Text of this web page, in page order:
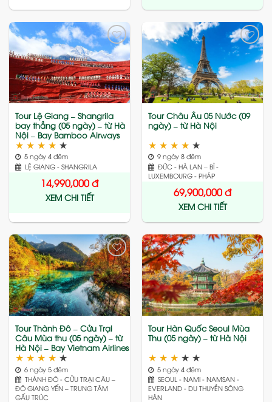
Add
to
wishlist
Tour Lệ Giang – Shangrila
bay thẳng (05 ngày) – từ Hà
Nội – Bay Bamboo Airways
★ ★ ★ ★ ★
5 ngày 4 đêm
LỆ GIANG - SHANGRILA
14,990,000đ
XEM CHI TIẾT
Add
to
wishlist
Tour Châu Âu 05 Nước (09
ngày) – từ Hà Nội
★ ★ ★ ★ ★
9 ngày 8 đêm
ĐỨC - HÀ LAN – BỈ -
LUXEMBOURG - PHÁP
69,900,000đ
XEM CHI TIẾT
Add
to
wishlist
Tour Thành Đô – Cửu Trại
Câu Mùa thu (05 ngày) – từ
Hà Nội – Bay Vietnam Airlines
★ ★ ★ ★ ★
6 ngày 5 đêm
THÀNH ĐÔ - CỬU TRẠI CÂU –
ĐÔ GIANG YẾN – TRUNG TÂM
GẤU TRÚC
Add
to
wishlist
Tour Hàn Quốc Seoul Mùa
Thu (05 ngày) – từ Hà Nội
★ ★ ★ ★ ★
5 ngày 4 đêm
SEOUL - NAMI - NAMSAN -
EVERLAND - DU THUYỀN SÔNG
HÀN